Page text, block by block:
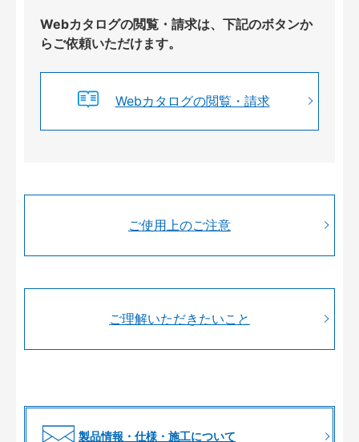
Webカタログの閲覧・請求は、下記のボタンか
らご依頼いただけます。
Webカタログの閲覧・請求
ご使用上のご注意
ご理解いただきたいこと
製品情報・仕様・施工について